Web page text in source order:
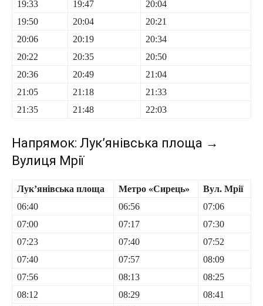
19:33 19:47
20:04
19:50
20:04
20:21
20:06
20:19
20:34
20:22
20:35
20:50
20:36
20:49
21:04
21:05
21:18
21:33
21:35
21:48 22:03
Напрямок: Лук’янівська площа →
Вулиця Мрії
Лук’янівська площа Метро «Сирець»
Вул. Мрії
06:40
06:56
07:06
07:00
07:17
07:30
07:23
07:40
07:52
07:40
07:57
08:09
07:56
08:13
08:25
08:12
08:29
08:41